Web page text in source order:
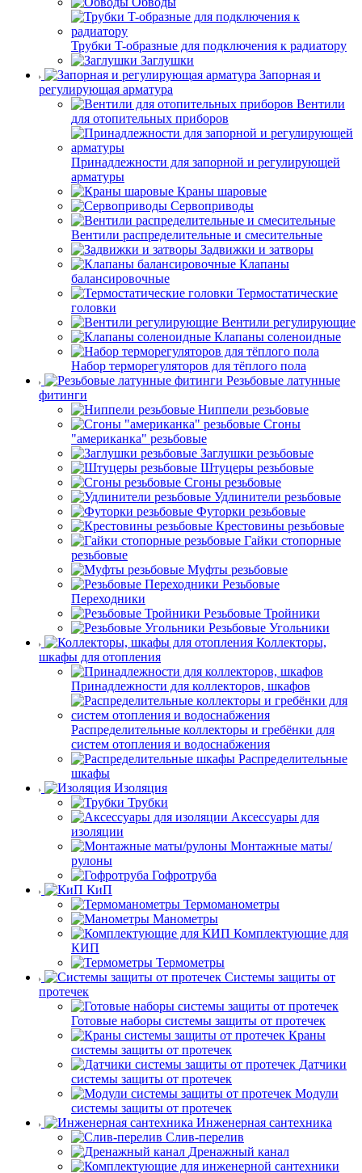
Трубки T-образные для подключения к радиатору
Заглушки
Запорная и
регулирующая арматура
Вентили
для отопительных приборов
Принадлежности для запорной и регулирующей
арматуры
Краны шаровые
Сервоприводы
Вентили распределительные и смесительные
Задвижки и затворы
Клапаны
балансировочные
Термостатические
головки
Вентили регулирующие
Клапаны соленоидные
Набор терморегуляторов для тёплого пола
Резьбовые латунные
фитинги
Ниппели резьбовые
Сгоны
"американка" резьбовые
Заглушки резьбовые
Штуцеры резьбовые
Сгоны резьбовые
Удлинители резьбовые
Футорки резьбовые
Крестовины резьбовые
Гайки стопорные
резьбовые
Муфты резьбовые
Резьбовые
Переходники
Резьбовые Тройники
Резьбовые Угольники
Коллекторы,
шкафы для отопления
Принадлежности для коллекторов, шкафов
Распределительные коллекторы и гребёнки для
систем отопления и водоснабжения
Распределительные
шкафы
Изоляция
Трубки
Аксессуары для
изоляции
Монтажные маты/
рулоны
Гофротруба
КиП
Термоманометры
Манометры
Комплектующие для
КИП
Термометры
Системы защиты от
протечек
Готовые наборы системы защиты от протечек
Краны
системы защиты от протечек
Датчики
системы защиты от протечек
Модули
системы защиты от протечек
Инженерная сантехника
Слив-перелив
Дренажный канал